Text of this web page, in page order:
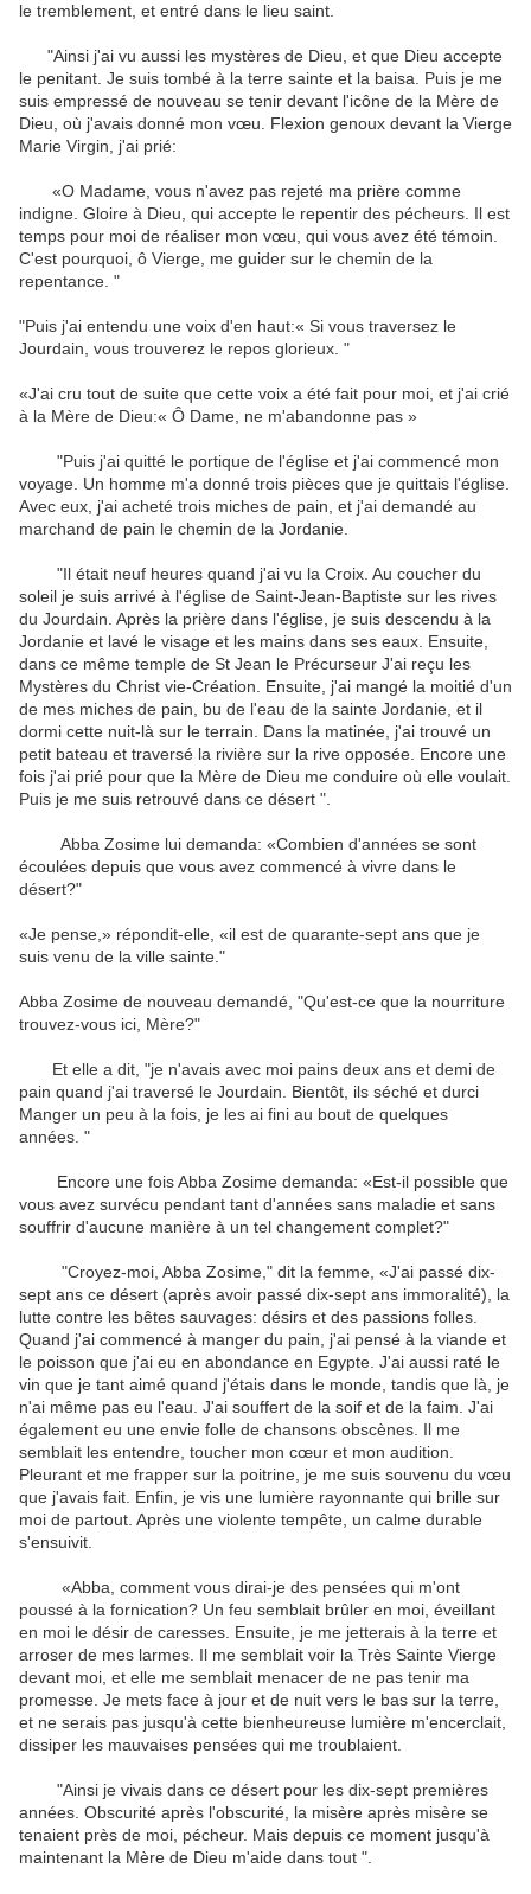
le tremblement et entré dans le lieu saint
"Ainsi j'ai vu aussi les mystères de Dieu et que Dieu accepte
le penitant Je suis tombé à la terre sainte et la baisa. Puis je me
suis empressé de nouveau se tenir devant l'icône de la Mère de
Dieu où j'avais donné mon vœu Flexion genoux devant la Vierge
Marie Virgin , j'ai prié:
«O Madame , vous n'avez pas rejeté ma prière comme
indigne Gloire à Dieu, qui accepte le repentir des pécheurs Il est
temps pour moi de réaliser mon vœu qui vous avez été témoin
C'est pourquoi, ô Vierge, me guider sur le chemin de la
repentance "
"Puis j'ai entendu une voix d'en haut:« Si vous traversez le
Jourdain vous trouverez le repos glorieux. "
«J'ai cru tout de suite que cette voix a été fait pour moi et j'ai crié
à la Mère de Dieu:« Ô Dame ne m'abandonne pas »
"Puis j'ai quitté le portique de l'église et j'ai commencé mon
voyage Un homme m'a donné trois pièces que je quittais l'église
Avec eux, j'ai acheté trois miches de pain et j'ai demandé au
marchand de pain le chemin de la Jordanie
"Il était neuf heures quand j'ai vu la Croix Au coucher du
soleil je suis arrivé à l'église de Saint-Jean-Baptiste sur les rives
du Jourdain Après la prière dans l'église , je suis descendu à la
Jordanie et lavé le visage et les mains dans ses eaux Ensuite,
dans ce même temple de St Jean le Précurseur J'ai reçu les
Mystères du Christ vie-Création. Ensuite, j'ai mangé la moitié d'un
de mes miches de pain, bu de l'eau de la sainte Jordanie et il
dormi cette nuit-là sur le terrain. Dans la matinée, j'ai trouvé un
petit bateau et traversé la rivière sur la rive opposée Encore une
fois j'ai prié pour que la Mère de Dieu me conduire où elle voulait
Puis je me suis retrouvé dans ce désert "
Abba Zosime lui demanda: «Combien d'années se sont
écoulées depuis que vous avez commencé à vivre dans le
désert?"
«Je pense ,» répondit-elle, «il est de quarante-sept ans que je
suis venu de la ville sainte ."
Abba Zosime de nouveau demandé "Qu'est-ce que la nourriture
trouvez-vous ici Mère?"
Et elle a dit "je n'avais avec moi pains deux ans et demi de
pain quand j'ai traversé le Jourdain Bientôt, ils séché et durci
Manger un peu à la fois , je les ai fini au bout de quelques
années. "
Encore une foisAbba Zosime demanda: «Est-il possible que
vous avez survécu pendant tant d'années sans maladie et sans
souffrir d'aucune manière à un tel changement complet?"
"Croyez-moi, Abba Zosime ," dit la femme, «J'ai passé dix-
sept ans ce désert (après avoir passé dix-sept ans immoralité), la
lutte contre les bêtes sauvages: désirs et des passions folles
Quand j'ai commencé à manger du pain , j'ai pensé à la viande et
le poisson que j'ai eu en abondance en Egypte J'ai aussi raté le
vin que je tant aimé quand j'étais dans le monde tandis que là, je
n'ai même pas eu l'eau J'ai souffert de la soif et de la faim J'ai
également eu une envie folle de chansons obscènes Il me
semblait les entendre , toucher mon cœur et mon audition
Pleurant et me frapper sur la poitrine je me suis souvenu du vœu
que j'avais fait Enfin, je vis une lumière rayonnante qui brille sur
moi de partout. Après une violente tempête un calme durable
s'ensuivit
«Abba, comment vous dirai-je des pensées qui m'ont
poussé à la fornication? Un feu semblait brûler en moi , éveillant
en moi le désir de caresses Ensuite, je me jetterais à la terre et
arroser de mes larmes Il me semblait voir la Très Sainte Vierge
devant moi et elle me semblait menacer de ne pas tenir ma
promesse Je mets face à jour et de nuit vers le bas sur la terre
et ne serais pas jusqu'à cette bienheureuse lumière m'encerclait
dissiper les mauvaises pensées qui me troublaient
"Ainsi je vivais dans ce désert pour les dix-sept premières
années Obscurité après l'obscurité , la misère après misère se
tenaient près de moi, pécheur. Mais depuis ce moment jusqu'à
maintenant la Mère de Dieu m'aide dans tout "